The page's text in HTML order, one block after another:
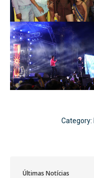
Category:
Últimas Notícias